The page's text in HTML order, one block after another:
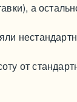
а
от